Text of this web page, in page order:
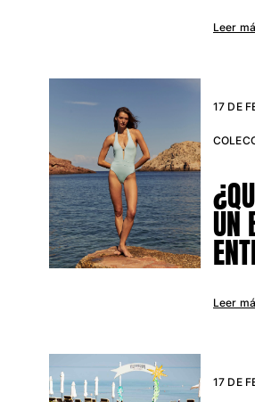
Entrega
Preguntas más frecuentes
Buscar una tienda
Contáctanos
Rastrear mi pedido
Mi cuenta
Leer
17 DE
UN
Leer
17 DE